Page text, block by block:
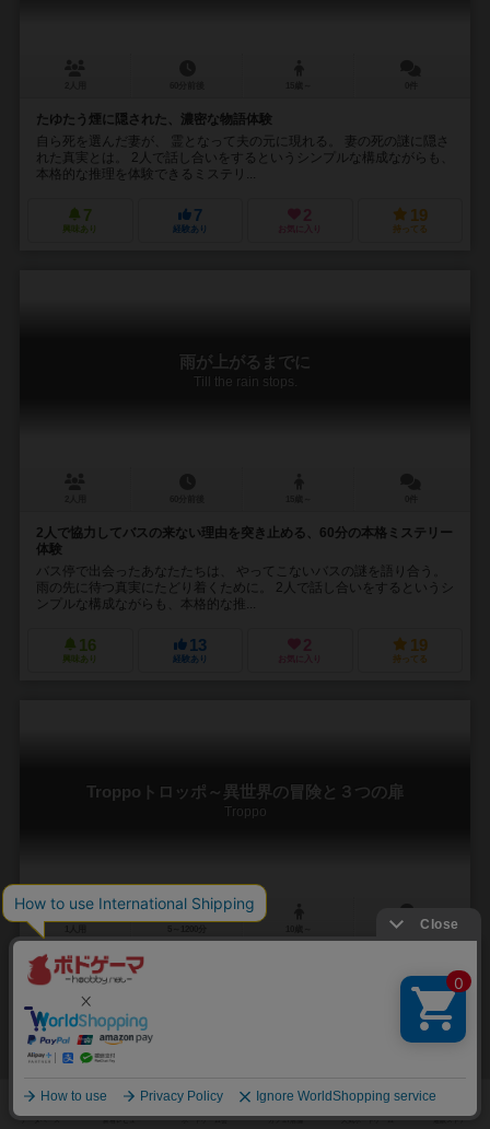
たゆたう煙に隠された、濃密な物語体験
自ら死を選んだ妻が、 霊となって夫の元に現れる。 妻の死の謎に隠さ
れた真実とは。 2人で話し合いをするというシンプルな構成ながらも、
本格的な推理を体験できるミステリ...
7
興味あり
7
経験あり
2
お気に入り
19
持ってる
雨が上がるまでに
Till the rain stops.
2人で協力してバスの来ない理由を突き止める、60分の本格ミステリー
体験
バス停で出会ったあなたたちは、 やってこないバスの謎を語り合う。
雨の先に待つ真実にたどり着くために。 2人で話し合いをするというシ
ンプルな構成ながらも、本格的な推...
16
興味あり
13
経験あり
2
お気に入り
19
持ってる
Troppoトロッポ～異世界の冒険と３つの扉
Troppo
カードをめくるたび現れる見知らぬ場所、見知らぬ生き物、不思議な
世界の冒険譚。
馬は死んだ。 大学で勉強するかたわら、100年戦争で荒廃した町や村
から、その場所独自に生まれた“文化”を収集して回るのが私のライフワ
ークになっていた。夏休みを利用して遠...
興味あり 経験あり お気に入り 持ってる